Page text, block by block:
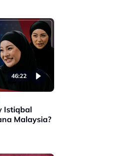
46:22
Istiqbal
Malaysia?